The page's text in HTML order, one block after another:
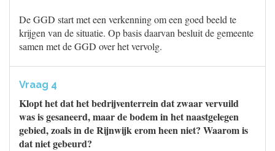
De GGD start met een verkenning om een goed beeld te
krijgen van de situatie. Op basis daarvan besluit de gemeente
samen met de GGD over het vervolg.
Vraag 4
Klopt het dat het bedrijventerrein dat zwaar vervuild
was is gesaneerd, maar de bodem in het naastgelegen
gebied, zoals in de Rijnwijk erom heen niet? Waarom is
dat niet gebeurd?